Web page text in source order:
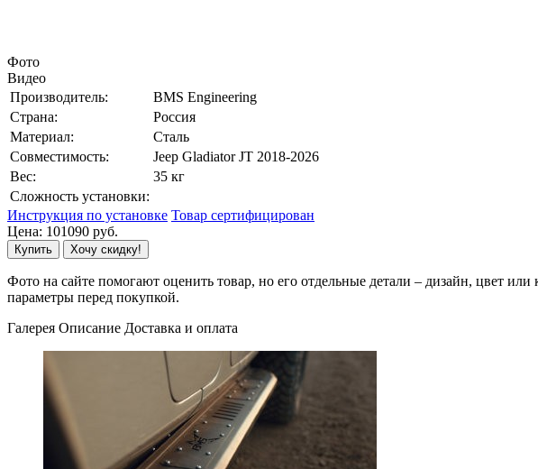
Фото
Видео
Производитель:
BMS Engineering
Страна:
Россия
Материал:
Сталь
Совместимость:
Jeep Gladiator JT 2018-2026
Вес:
35 кг
Сложность установки:
Инструкция по установке Товар сертифицирован
Цена: 101090 руб.
Купить Хочу скидку!
Фото на сайте помогают оценить товар, но его отдельные детали – дизайн, цвет
параметры перед покупкой.
Галерея Описание Доставка и оплата